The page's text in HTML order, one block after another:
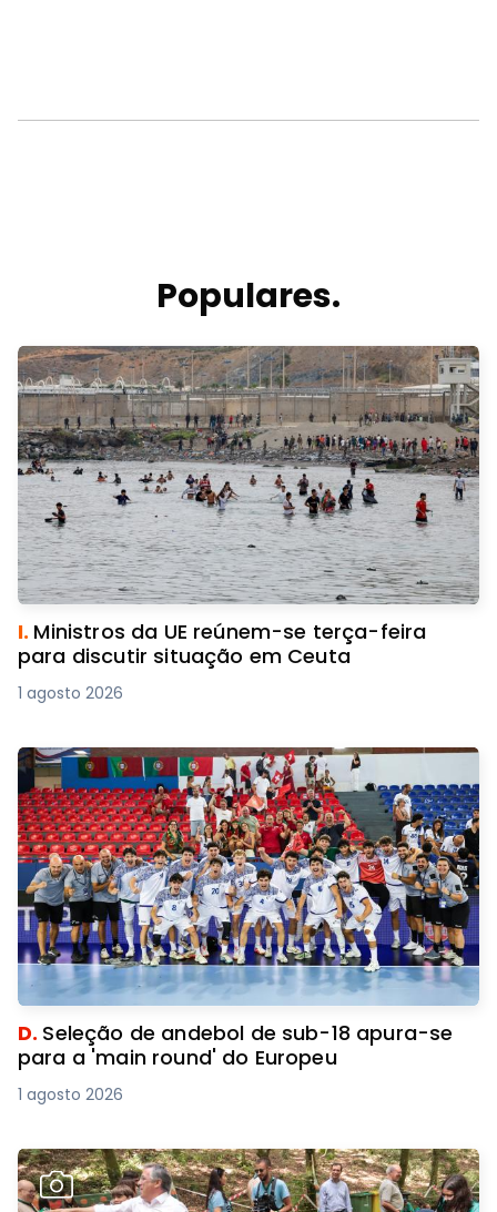
Populares.
I. Ministros da UE reúnem-se terça-feira
para discutir situação em Ceuta
1 agosto 2026
D. Seleção de andebol de sub-18 apura-se
para a 'main round' do Europeu
1 agosto 2026